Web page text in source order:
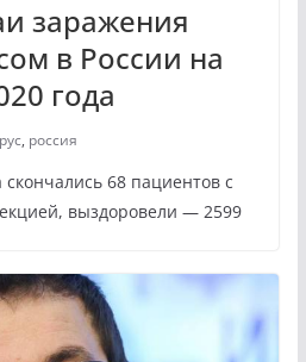
заражения
в России на
года
, россия
68 пациентов с
выздоровели — 2599